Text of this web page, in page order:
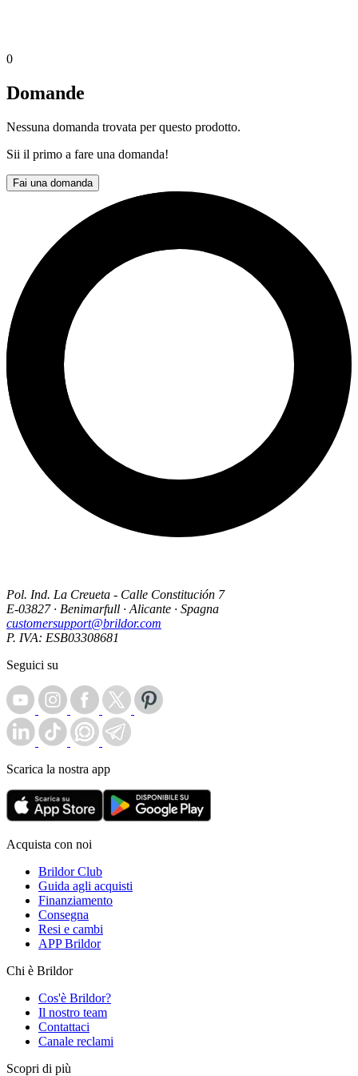
0
Domande
Nessuna domanda trovata per questo prodotto.
Sii il primo a fare una domanda!
Fai una domanda
Pol. Ind. La Creueta - Calle Constitución 7
E-03827 · Benimarfull · Alicante · Spagna
customersupport@brildor.com
P. IVA: ESB03308681
Seguici su
Scarica la nostra app
Acquista con noi
Brildor Club
Guida agli acquisti
Finanziamento
Consegna
Resi e cambi
APP Brildor
Chi è Brildor
Cos'è Brildor?
Il nostro team
Contattaci
Canale reclami
Scopri di più